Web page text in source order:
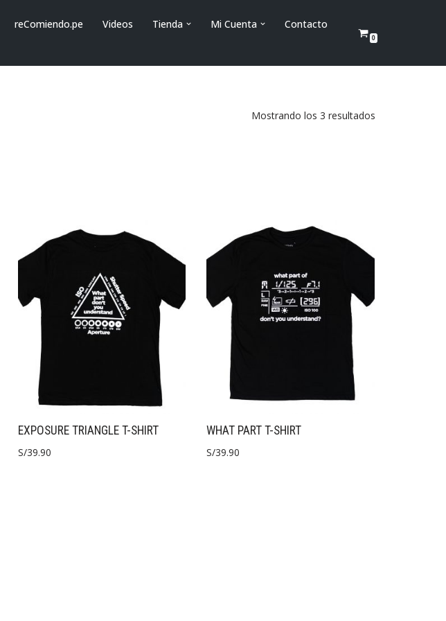
reComiendo.pe Videos Tienda Mi Cuenta
Contacto
0
Mostrando los 3 resultados
EXPOSURE TRIANGLE T-SHIRT
S/39.90
WHAT PART T-SHIRT
S/39.90